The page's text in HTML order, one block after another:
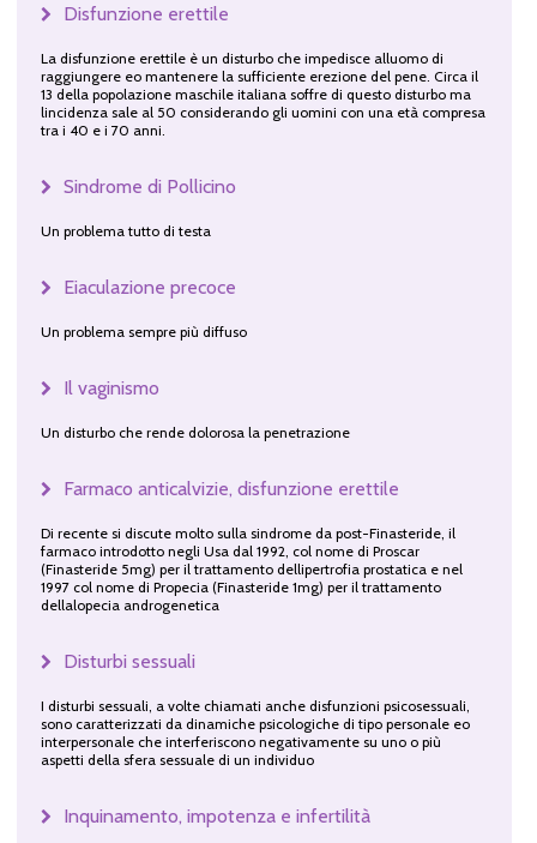
Disfunzione erettile
La disfunzione erettile è un disturbo che impedisce alluomo di
raggiungere eo mantenere la sufficiente erezione del pene. Circa il
13 della popolazione maschile italiana soffre di questo disturbo ma
lincidenza sale al 50 considerando gli uomini con una età compresa
tra i 40 e i 70 anni.
Sindrome di Pollicino
Un problema tutto di testa
Eiaculazione precoce
Un problema sempre più diffuso
Il vaginismo
Un disturbo che rende dolorosa la penetrazione
Farmaco anticalvizie, disfunzione erettile
Di recente si discute molto sulla sindrome da post-Finasteride, il
farmaco introdotto negli Usa dal 1992, col nome di Proscar
(Finasteride 5mg) per il trattamento dellipertrofia prostatica e nel
1997 col nome di Propecia (Finasteride 1mg) per il trattamento
dellalopecia androgenetica
Disturbi sessuali
I disturbi sessuali, a volte chiamati anche disfunzioni psicosessuali,
sono caratterizzati da dinamiche psicologiche di tipo personale eo
interpersonale che interferiscono negativamente su uno o più
aspetti della sfera sessuale di un individuo
Inquinamento, impotenza e infertilità